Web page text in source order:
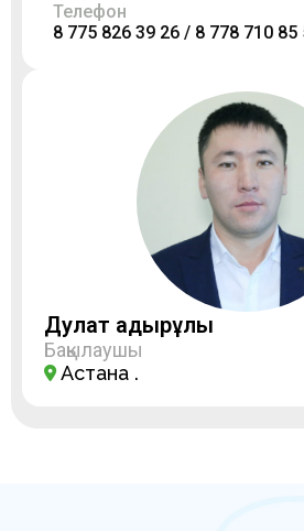
Телефон
8 775 826 39 26 / 8 778 710 85
Дулат Қадырұлы
Бақылаушы
Астана қ.